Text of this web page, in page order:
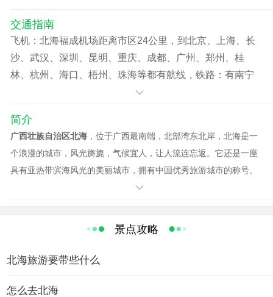
交通指南
飞机：北海福成机场距离市区24公里，到北京、上海、长
沙、武汉、深圳、昆明、重庆、成都、广州、郑州、桂
林、杭州、海口、梧州、珠海等都有航线，铁路：有南宁
到北海往返专列，公路：北海共有4个汽车站，汽车总站最
走广东北海市。，火车：北海铁路只开通北海—南宁的往
返列车，一般到北海选择列车的话，都是先乘火车到南
宁，再转车到北海。目前南宁已开通直达北海的快速列
车，行程约三小时，南宁直达北海的快速列车，发车时间
简介
广西壮族自治区北海，位于广西最南端，北部湾东北岸，北海是一
个浪漫的城市，风光旖旎，气候宜人，让人流连忘返。它还是一座
具有亚热带滨海风光的美丽城市，拥有中国优秀旅游城市的称号。
北海是中国南部海滨的一座美丽的花园城市，道路宽阔笔直，绿树
大自然优厚的馈赠为这里钩画了一幅美丽的画卷。城市居民淳朴友
好，珠乡文化、客家文化、蛋家文化形成了鲜明的地方文化风貌。
绿，四季瓜果飘香。自然环境得到很好的保护，大陆和海岛沿岸有
景点攻略
北海旅游要带些什么
怎么去北海